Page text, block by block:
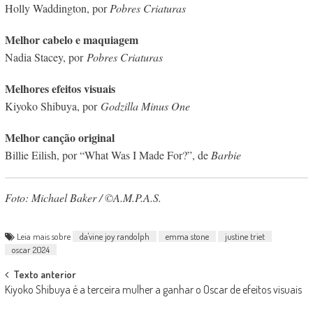
Holly Waddington, porPobres Criaturas
Melhor cabelo e maquiagem
Nadia Stacey, porPobres Criaturas
Melhores efeitos visuais
Kiyoko Shibuya, porGodzilla Minus One
Melhor canção original
Billie Eilish, por “What Was I Made For?”, deBarbie
Foto: Michael Baker / ©A.M.P.A.S.
Leia mais sobre da'vine joy randolph emma stone
justine triet
oscar 2024
Post
navigation
Texto anterior
Kiyoko Shibuya é a terceira mulher a ganhar o Oscar de efeitos visuais